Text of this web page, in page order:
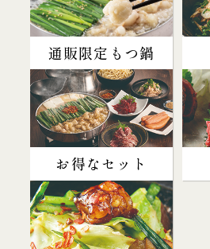
通販限定もつ鍋
お得なセット